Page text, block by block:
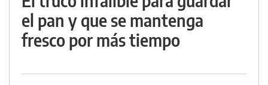
el pan y que se mantenga
fresco por más tiempo